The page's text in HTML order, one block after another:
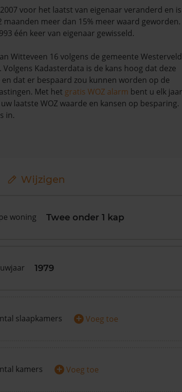
voor het laatst van eigenaar veranderd en is
maanden meer dan 15% meer waard geworden.
één keer van eigenaar gewisseld.
Witteveen 16 volgens de gemeente Westerveld
Volgens Kadasterdata is de kans hoog dat deze
dat er bespaard zou kunnen worden op de
Met het gratis WOZ alarm bent u elk jaar
laatste WOZ waarde en kansen op besparing.
in.
Wijzigen
woning Twee onder 1 kap
1979
slaapkamers + Voeg toe
kamers + Voeg toe